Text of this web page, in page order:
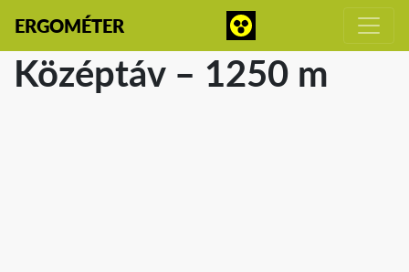
ERGOMÉTER
Középtáv – 1250 m